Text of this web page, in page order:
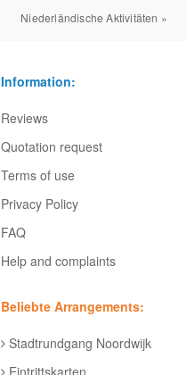
Niederländische Aktivitäten »
Information:
Reviews
Quotation request
Terms of use
Privacy Policy
FAQ
Help and complaints
Beliebte Arrangements:
Stadtrundgang Noordwijk
Eintrittskarten